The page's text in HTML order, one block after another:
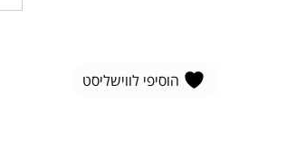
הוסיפי לווישליסט